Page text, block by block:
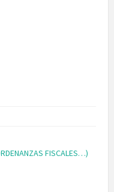
FISCALES…)